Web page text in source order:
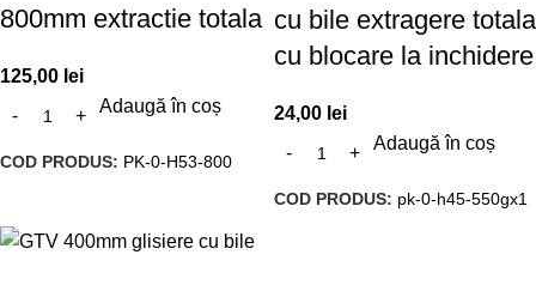
800mm extractie totala
125,00 lei
Adaugă în coș
COD PRODUS: PK-0-H53-800
cu bile extragere totala
cu blocare la inchidere
24,00 lei
Adaugă în coș
COD PRODUS: pk-0-h45-550gx1